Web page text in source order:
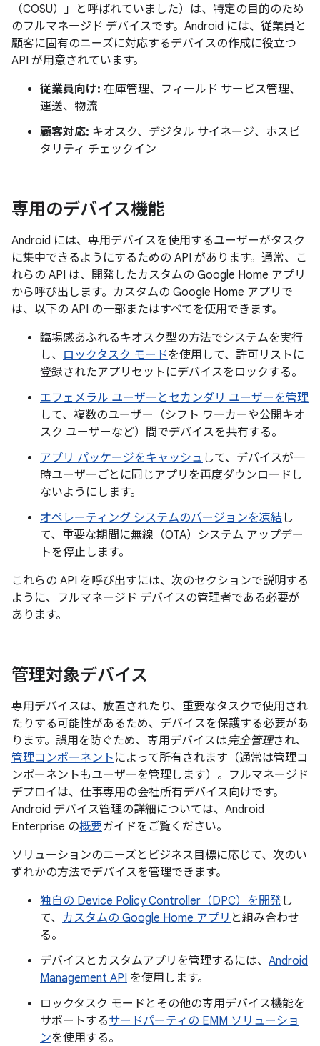
（COSU）」と呼ばれていました）は、特定の目的のため
のフルマネージド デバイスです。Android には、従業員と
顧客に固有のニーズに対応するデバイスの作成に役立つ
API が用意されています。
従業員向け: 在庫管理、フィールド サービス管理、
運送、物流
顧客対応: キオスク、デジタル サイネージ、ホスピ
タリティ チェックイン
専用のデバイス機能
Android には、専用デバイスを使用するユーザーがタスク
に集中できるようにするための API があります。通常、こ
れらの API は、開発したカスタムの Google Home アプリ
から呼び出します。カスタムの Google Home アプリで
は、以下の API の一部またはすべてを使用できます。
臨場感あふれるキオスク型の方法でシステムを実行
し、 ロックタスク モードを使用して、許可リストに
登録されたアプリセットにデバイスをロックする。
エフェメラル ユーザーとセカンダリ ユーザーを管理
して、複数のユーザー（シフト ワーカーや公開キオ
スク ユーザーなど）間でデバイスを共有する。
アプリ パッケージをキャッシュ して、デバイスが一
時ユーザーごとに同じアプリを再度ダウンロードし
ないようにします。
オペレーティング システムのバージョンを凍結 し
て、重要な期間に無線（OTA）システム アップデー
トを停止します。
これらの API を呼び出すには、次のセクションで説明する
ように、フルマネージド デバイスの管理者である必要が
あります。
管理対象デバイス
専用デバイスは、放置されたり、重要なタスクで使用され
たりする可能性があるため、デバイスを保護する必要があ
ります。誤用を防ぐため、専用デバイスは完全管理され、
管理コンポーネント によって所有されます（通常は管理コ
ンポーネントもユーザーを管理します）。フルマネージド
デプロイは、仕事専用の会社所有デバイス向けです。
Android デバイス管理の詳細については、Android
Enterprise の概要ガイドをご覧ください。
ソリューションのニーズとビジネス目標に応じて、次のい
ずれかの方法でデバイスを管理できます。
独自の Device Policy Controller（DPC）を開発 し
て、 カスタムの Google Home アプリ と組み合わせ
る。
デバイスとカスタムアプリを管理するには、 Android
Management API を使用します。
ロックタスク モードとその他の専用デバイス機能を
サポートするサードパーティの EMM ソリューショ
ンを使用する。